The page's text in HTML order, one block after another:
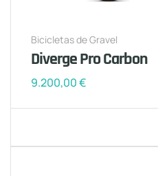
Bicicletas de Gravel
Diverge Pro Carbon
9.200,00€